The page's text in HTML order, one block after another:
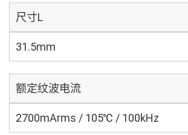
尺寸L
31.5mm
额定纹波电流
2700mArms / 105℃ / 100kHz